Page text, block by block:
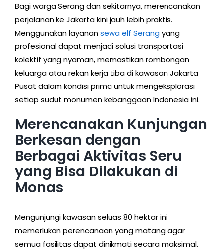
Bagi warga Serang dan sekitarnya, merencanakan
perjalanan ke Jakarta kini jauh lebih praktis.
Menggunakan layanansewa elf Serang yang
profesional dapat menjadi solusi transportasi
kolektif yang nyaman, memastikan rombongan
keluarga atau rekan kerja tiba di kawasan Jakarta
Pusat dalam kondisi prima untuk mengeksplorasi
setiap sudut monumen kebanggaan Indonesia ini.
Merencanakan Kunjungan
Berkesan dengan
Berbagai Aktivitas Seru
yang Bisa Dilakukan di
Monas
Mengunjungi kawasan seluas 80 hektar ini
memerlukan perencanaan yang matang agar
semua fasilitas dapat dinikmati secara maksimal.